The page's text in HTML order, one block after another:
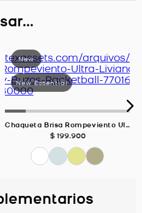
Chaqueta Brisa Rompeviento Ultra Liviana, Color AZUL NIEVE Para Mujer
$ 199.900